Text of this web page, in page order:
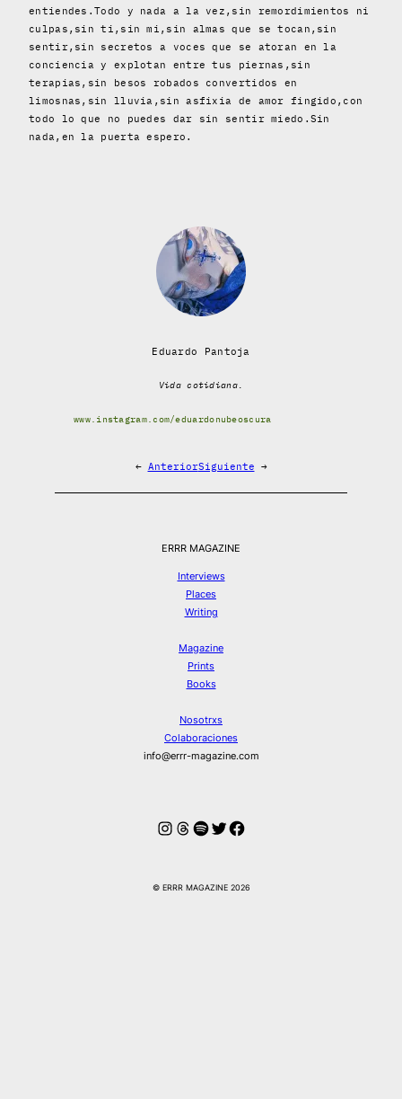
entiendes.Todo y nada a la vez,sin remordimientos ni
culpas,sin ti,sin mi,sin almas que se tocan,sin
sentir,sin secretos a voces que se atoran en la
conciencia y explotan entre tus piernas,sin
terapias,sin besos robados convertidos en
limosnas,sin lluvia,sin asfixia de amor fingido,con
todo lo que no puedes dar sin sentir miedo.Sin
nada,en la puerta espero.
Eduardo Pantoja
Vida cotidiana.
www.instagram.com/eduardonubeoscura
← AnteriorSiguiente →
ERRR MAGAZINE
Interviews
Places
Writing
Magazine
Prints
Books
Nosotrxs
Colaboraciones
info@errr-magazine.com
Instagram
Hilos
Spotify
Twitter
Facebook
© ERRR MAGAZINE 2026